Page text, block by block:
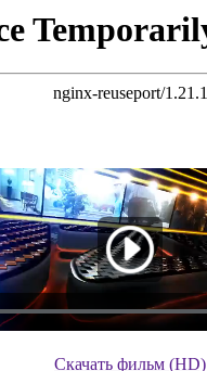
Скачать фильм (HD)